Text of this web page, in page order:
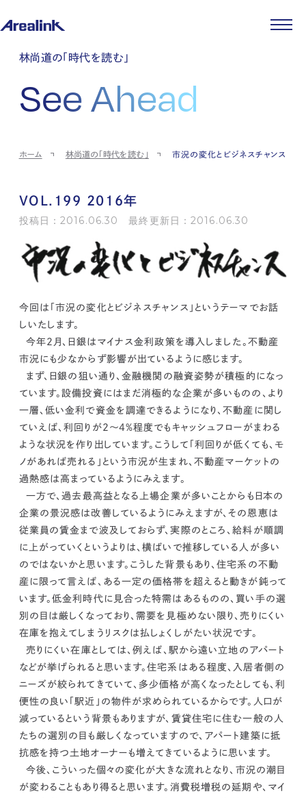
企業情報
企業理念
会社概要
コーポレートガバナンス
ストレージ事業
パートナー制度
土地権利整備事業
IR情報
IRカレンダー
IRポリシー
ストレージ室数実績
個人投資家の皆様へ
よくある質問・用語集
IRメール登録
ニュース
商品情報
先輩社員インタビュー
中途採用
kur
asul
土地活用
サイト
エリアリンクグループ ジャパントランクル
カスタマーハラスメントポリ
プライバシーポリシー
情報セキュリティ・DX方針及び戦略 サイトマップ
©2025 AREALINK.
林尚道の「時代を読む」
See Ahead
ホーム 林尚道の「時代を読む」 市況の変化とビジネスチャンス
VOL.199 2016年
投稿日：2016.06.30 最終更新日：2016.06.30
今回は「市況の変化とビジネスチャンス」というテーマでお話
しいたします。
今年2月、日銀はマイナス金利政策を導入しました。不動産
市況にも少なからず影響が出ているように感じます。
まず、日銀の狙い通り、金融機関の融資姿勢が積極的 になっ
ています。設備投資にはまだ消極的な企業が多いものの、より
一層、低い金利で資金を調達できるようになり、不動産に関し
ていえば、利回りが2〜4％程度でもキャッシュフローがまわる
ような状況を作り出しています。 こうして「利回りが低くても、モ
ノがあれば売れる」という市況が生まれ、 不動産マーケットの
過熱感は高まっているようにみえます。
一方で、過去最高益となる上場企業が多いことからも日本の
企業の景況感は改善しているようにみえますが、その恩恵は
従業員の賃金まで波及しておらず、実際のところ、給料が順調
に上がっていくというよりは、横ばいで推移している人が多い
のではないかと思います。こうした背景もあり、住宅系の不動
産に限って言えば、ある一定の価格帯を超えると動きが鈍って
います。低金利時代に見合った特需はあるものの、 買い手の選
別の目は厳しくなっており、需要を見極めない限り、売りにくい
在庫を抱えてしまうリスクは払しょくしがたい状況です。
売りにくい在庫としては、例えば、駅から遠い立地のアパート
などが挙げられると思います。住宅系はある程度、入居者側の
ニーズが絞られてきていて、多少価格が高くなったとしても、利
便性の良い「駅近」の物件が求められているからです。人口が
減っているという背景もありますが、賃貸住宅に住む一般の人
たちの選別の目も厳しくなっていますので、アパート建築に抵
抗感を持つ土地オーナーも増えてきているように思います。
今後、こういった個々の変化が大きな流れとなり、市況の潮目
が変わることもあり得ると思います。 消費税増税の延期や、マイ